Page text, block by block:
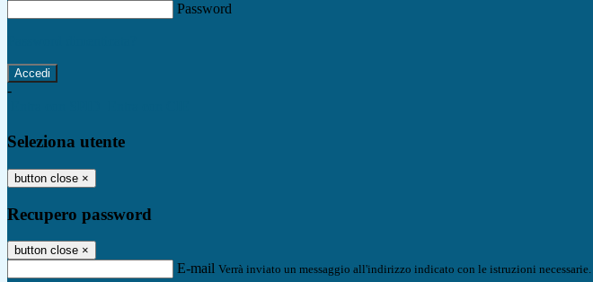
Password
-
Seleziona utente
button close ×
Recupero password
button close ×
E-mail Verrà inviato un messaggio all'indirizzo indicato con le istruzioni necessarie.